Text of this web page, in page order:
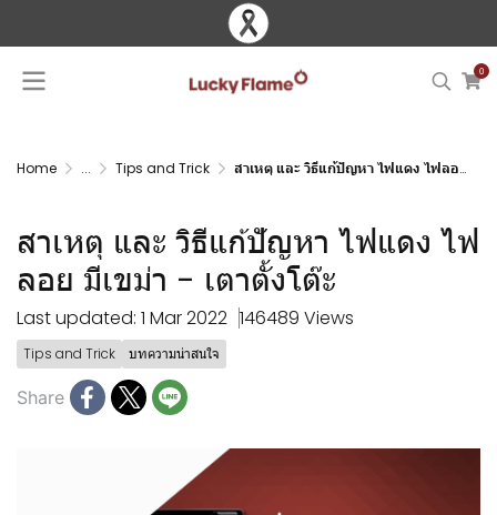
0
Home ... Tips and Trick สาเหตุ และ วิธีแก้ปัญหา ไฟแดง ไฟลอย มีเขม่า - เตาตั้งโต๊ะ
สาเหตุ และ วิธีแก้ปัญหา ไฟแดง ไฟ
ลอย มีเขม่า - เตาตั้งโต๊ะ
Last updated: 1 Mar 2022 146489 Views
Tips and Trick บทความน่าสนใจ
Share